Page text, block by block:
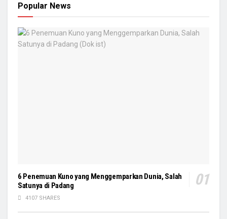
Popular News
6 Penemuan Kuno yang Menggemparkan Dunia, Salah
Satunya di Padang
4107 SHARES